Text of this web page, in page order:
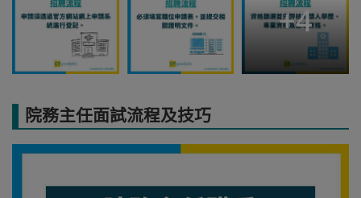
+4
院務主任面試流程及技巧